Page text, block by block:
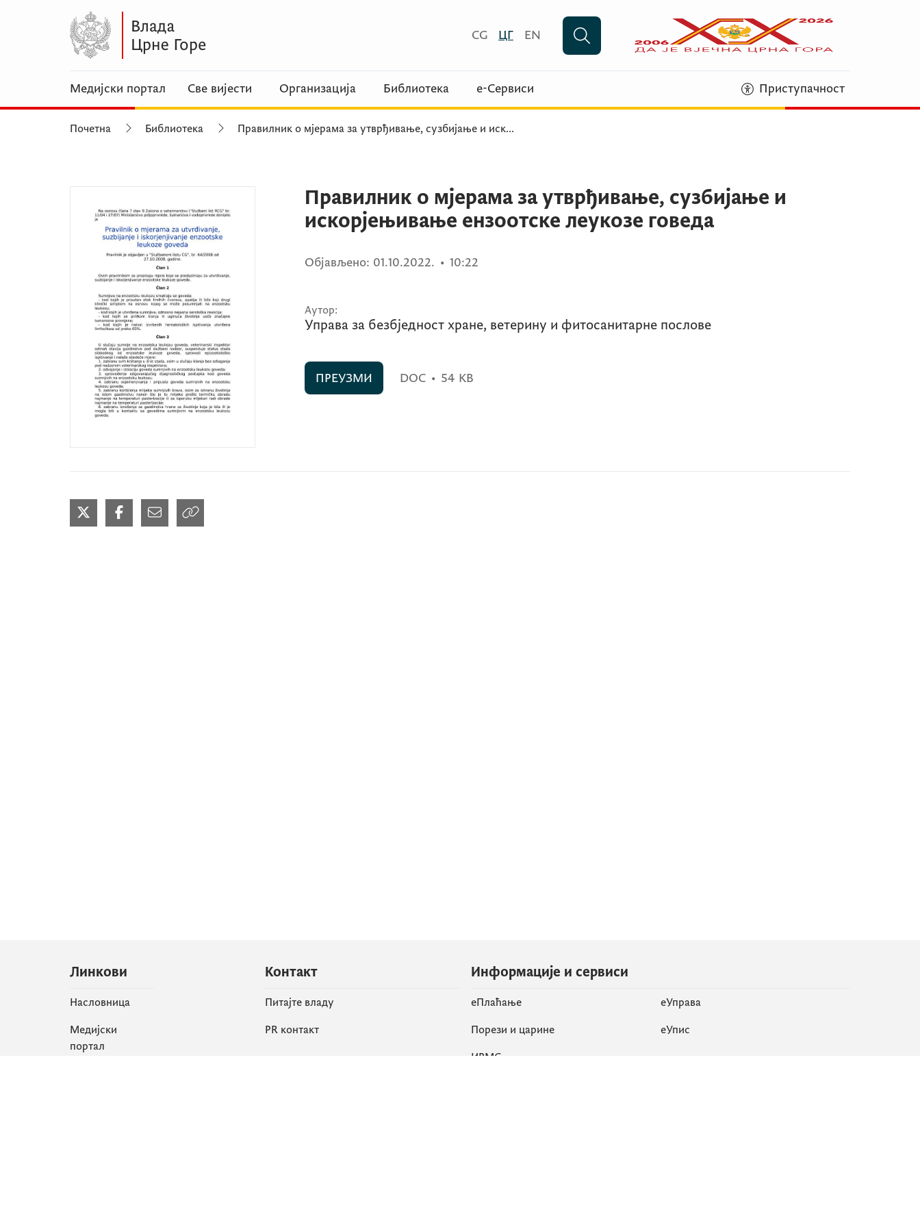
CG ЦГ EN
Медијски портал Све вијести Организација Библиотека е-Сервиси Приступачност
Почетна Библиотека Правилник о мјерама за утврђивање, сузбијање и иск...
Правилник о мјерама за утврђивање, сузбијање и
искорјењивање ензоотске леукозе говеда
Објављено: 01.10.2022. • 10:22
Аутор:
Управа за безбједност хране, ветерину и фитосанитарне послове
ПРЕУЗМИ DOC • 54 KB
Линкови
Насловница
Медијски
портал
Контакт
Питајте владу
PR контакт
Информације и сервиси
eПлаћање
еУправа
Порези и царине
eУпис
ИРМС